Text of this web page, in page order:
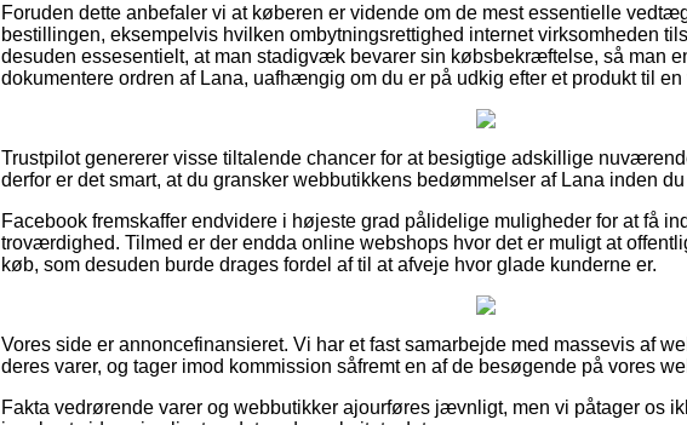
Foruden dette anbefaler vi at køberen er vidende om de mest essentielle
bestillingen, eksempelvis hvilken ombytningsrettighed internet virksomheden
desuden essesentielt, at man stadigvæk bevarer sin købsbekræftelse, så man
dokumentere ordren af Lana, uafhængig om du er på udkig efter et produkt til
Trustpilot genererer visse tiltalende chancer for at besigtige adskillige
derfor er det smart, at du gransker webbutikkens bedømmelser af Lana inden
Facebook fremskaffer endvidere i højeste grad pålidelige muligheder for at få
troværdighed. Tilmed er der endda online webshops hvor det er muligt at
køb, som desuden burde drages fordel af til at afveje hvor glade kunderne er.
Vores side er annoncefinansieret. Vi har et fast samarbejde med massevis af
deres varer, og tager imod kommission såfremt en af de besøgende på vores
Fakta vedrørende varer og webbutikker ajourføres jævnligt, men vi påtager os